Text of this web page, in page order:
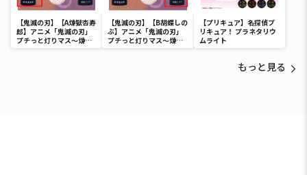
【鬼滅の刃】【A煉獄杏寿
郎】アニメ「鬼滅の刃」
プチっと灯りマス～煉獄
杏寿郎・胡蝶しのぶ～
【鬼滅の刃】【B胡蝶しの
ぶ】アニメ「鬼滅の刃」
プチっと灯りマス～煉獄
杏寿郎・胡蝶しのぶ～
【プリキュア】名探偵プ
リキュア！ プラネタリウ
ムライト
もっと見る